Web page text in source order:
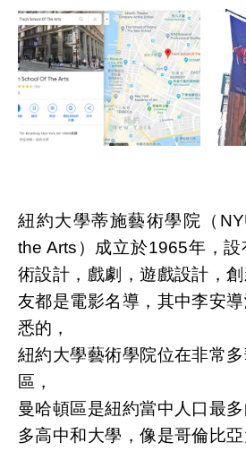
紐約大學蒂施藝術學院（
the Arts）成立於1965年，
術設計，戲劇，遊戲設計，
友都是電影名導，其中李安
悉的，
紐約大學藝術學院位在非常
區，
曼哈頓區是紐約當中人口最
多高中和大學，像是哥倫比